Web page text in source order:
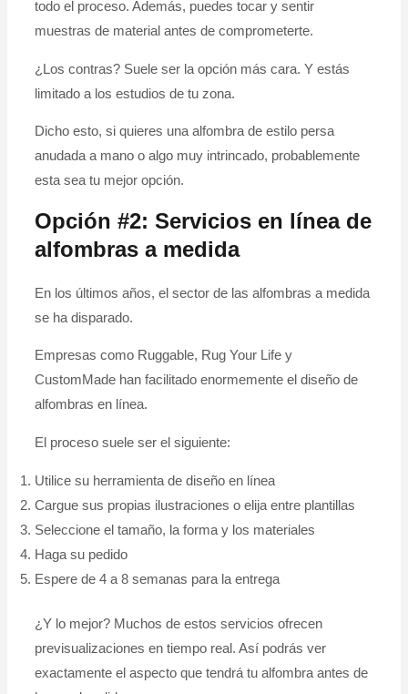
todo el proceso. Además, puedes tocar y sentir
muestras de material antes de comprometerte.
¿Los contras? Suele ser la opción más cara. Y estás
limitado a los estudios de tu zona.
Dicho esto, si quieres una alfombra de estilo persa
anudada a mano o algo muy intrincado, probablemente
esta sea tu mejor opción.
Opción #2: Servicios en línea de
alfombras a medida
En los últimos años, el sector de las alfombras a medida
se ha disparado.
Empresas como Ruggable, Rug Your Life y
CustomMade han facilitado enormemente el diseño de
alfombras en línea.
El proceso suele ser el siguiente:
Utilice su herramienta de diseño en línea
Cargue sus propias ilustraciones o elija entre plantillas
Seleccione el tamaño, la forma y los materiales
Haga su pedido
Espere de 4 a 8 semanas para la entrega
¿Y lo mejor? Muchos de estos servicios ofrecen
previsualizaciones en tiempo real. Así podrás ver
exactamente el aspecto que tendrá tu alfombra antes de